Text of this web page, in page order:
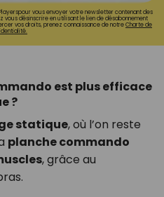
vous envoyer votre newsletter contenant des
désinscrire en utilisant le lien de désabonnement
vos droits, prenez connaissance de notreCharte de
est plus efficace
?
statique, où l’on reste
planche commando
, grâce au